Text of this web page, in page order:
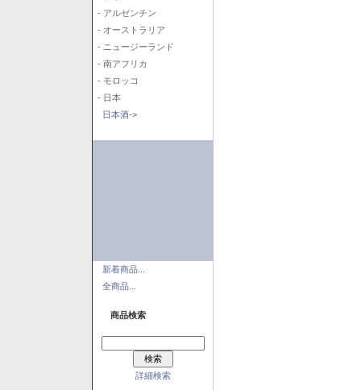
- アルゼンチン
- オーストラリア
- ニュージーランド
- 南アフリカ
- モロッコ
- 日本
日本酒->
新着商品...
全商品...
商品検索
詳細検索